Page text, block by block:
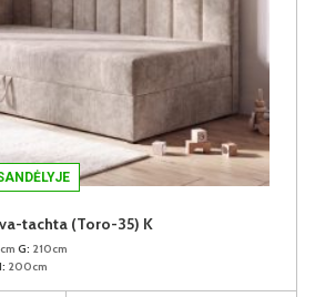
tachta (Toro-35) K
G: 210cm
I: 200cm